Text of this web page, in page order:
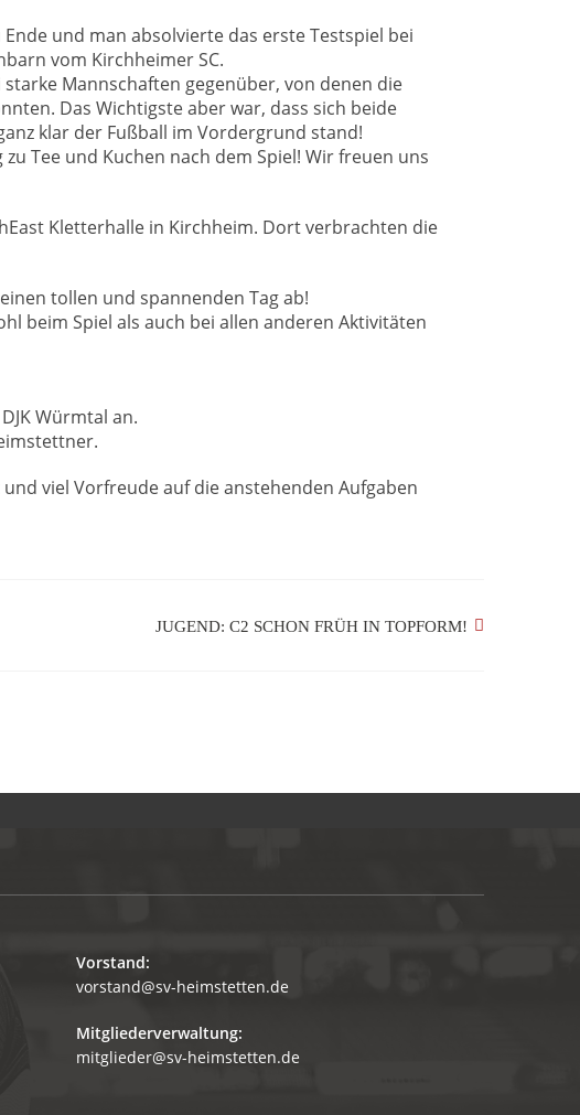
und man absolvierte das erste Testspiel bei
vom Kirchheimer SC.
Mannschaften gegenüber, von denen die
. Das Wichtigste aber war, dass sich beide
klar der Fußball im Vordergrund stand!
Tee und Kuchen nach dem Spiel! Wir freuen uns
Kletterhalle in Kirchheim. Dort verbrachten die
tollen und spannenden Tag ab!
beim Spiel als auch bei allen anderen Aktivitäten
Würmtal an.
viel Vorfreude auf die anstehenden Aufgaben
JUGEND: C2 SCHON FRÜH IN TOPFORM!
Vorstand:
vorstand@sv-heimstetten.de
Mitgliederverwaltung:
mitglieder@sv-heimstetten.de